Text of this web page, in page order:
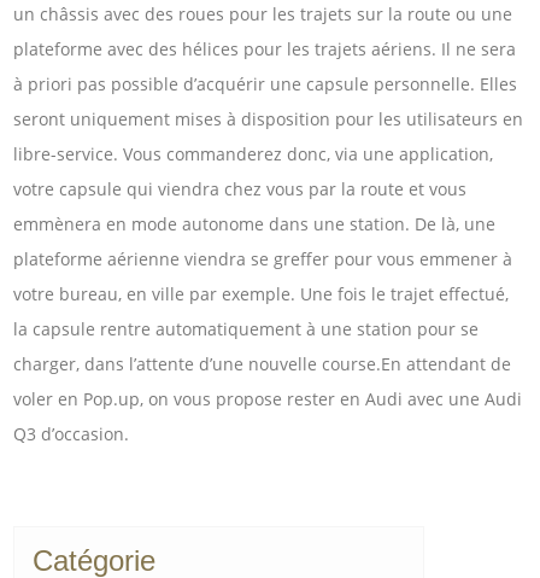
un châssis avec des roues pour les trajets sur la route ou une
plateforme avec des hélices pour les trajets aériens. Il ne sera
à priori pas possible d’acquérir une capsule personnelle. Elles
seront uniquement mises à disposition pour les utilisateurs en
libre-service. Vous commanderez donc, via une application,
votre capsule qui viendra chez vous par la route et vous
emmènera en mode autonome dans une station. De là, une
plateforme aérienne viendra se greffer pour vous emmener à
votre bureau, en ville par exemple. Une fois le trajet effectué,
la capsule rentre automatiquement à une station pour se
charger, dans l’attente d’une nouvelle course.En attendant de
voler en Pop.up, on vous propose rester en Audi avec une Audi
Q3 d’occasion.
Catégorie